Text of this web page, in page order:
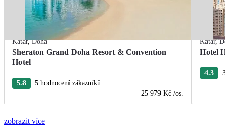
Katar,Doha
Sheraton Grand Doha Resort & Convention
Hotel
5.8
5 hodnocení zákazníků
25 979 Kč /os.
Katar,
Hotel
4.3 3
zobrazit více